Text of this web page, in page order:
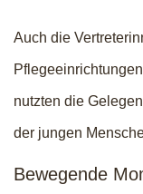
Auch die
nutzten die
der jungen
Bewegende